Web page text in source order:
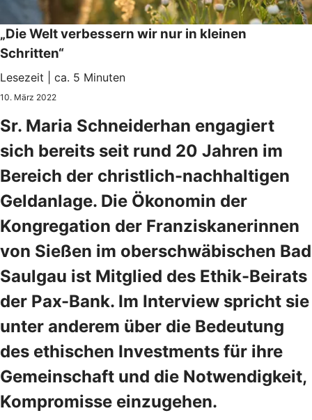
„Die Welt verbessern wir nur in kleinen
Schritten“
Lesezeit | ca. 5 Minuten
10. März 2022
Sr. Maria Schneiderhan engagiert
sich bereits seit rund 20 Jahren im
Bereich der christlich-nachhaltigen
Geldanlage. Die Ökonomin der
Kongregation der Franziskanerinnen
von Sießen im oberschwäbischen Bad
Saulgau ist Mitglied des Ethik-Beirats
der Pax-Bank. Im Interview spricht sie
unter anderem über die Bedeutung
des ethischen Investments für ihre
Gemeinschaft und die Notwendigkeit,
Kompromisse einzugehen.